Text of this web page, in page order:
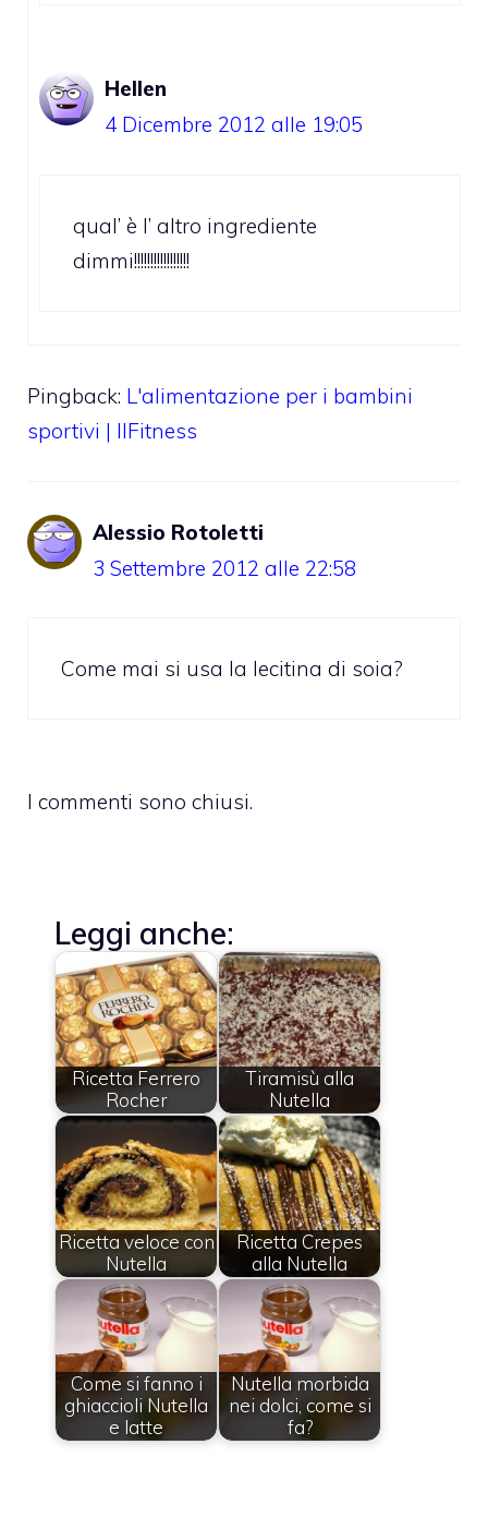
Hellen
4 Dicembre 2012 alle 19:05
qual’ è l’ altro ingrediente
dimmi!!!!!!!!!!!!!!!!!
Pingback: L'alimentazione per i bambini
sportivi | IlFitness
Alessio Rotoletti
3 Settembre 2012 alle 22:58
Come mai si usa la lecitina di soia?
I commenti sono chiusi.
Leggi anche:
Ricetta Ferrero
Rocher
Tiramisù alla
Nutella
Ricetta veloce con
Nutella
Ricetta Crepes
alla Nutella
Come si fanno i
ghiaccioli Nutella
e latte
Nutella morbida
nei dolci, come si
fa?